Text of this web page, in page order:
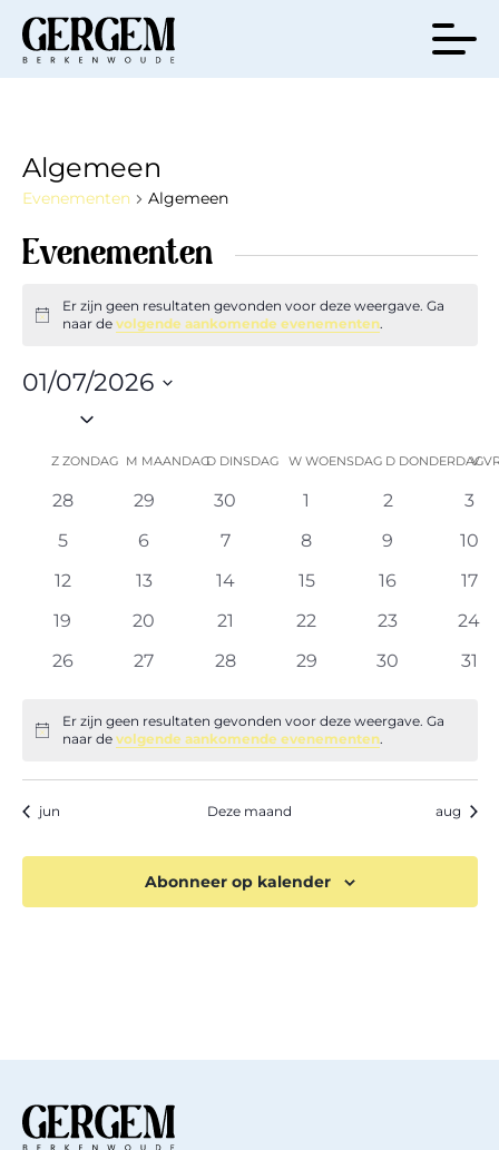
Algemeen
Evenementen Algemeen
Evenementen
Bericht
Er zijn geen resultaten gevonden voor deze weergave. Ga
naar devolgende aankomende evenementen.
01/07/2026
Selecteer
Kalender
van
Evenementen
Z ZONDAG M MAANDAGD DINSDAG W WOENSDAG D DONDERDAG
V
0
28
0
29
0
30
01
0
2
0
3
0
5
0
6
0
7
0
8
0
9
0
10
0
12
0
13
0
14
0
15
0
16
0
17
0
19
0
20
0
21
0
22
0
23
0
24
0
26
0
27
0
28
0
29
0
30
0
31
Bericht
Er zijn geen resultaten gevonden voor deze weergave. Ga
naar devolgende aankomende evenementen.
jun Deze maand aug
Abonneer op kalender